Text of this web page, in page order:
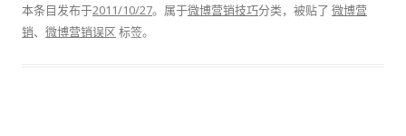
本条目发布于2011/10/27。属于微博营销技巧分类，被贴了 微博营
销、 微博营销误区 标签。